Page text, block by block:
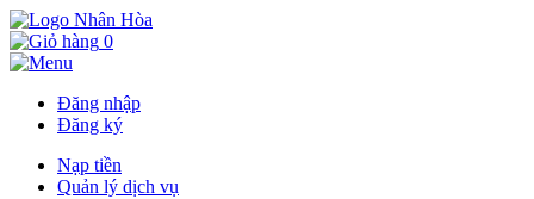
0
Đăng nhập
Đăng ký
Nạp tiền
Quản lý dịch vụ